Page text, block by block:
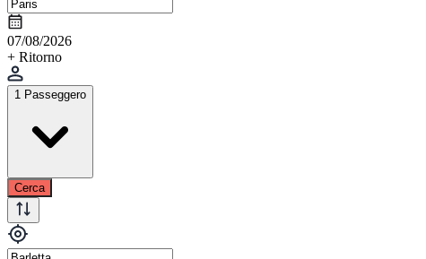
07/08/2026
+ Ritorno
1 Passeggero
Cerca